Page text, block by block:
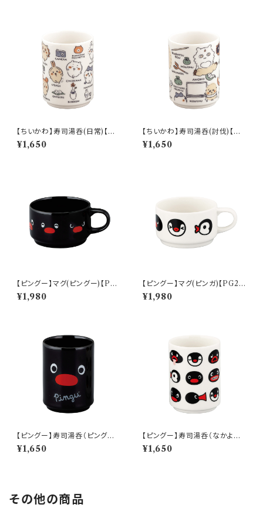
【ちいかわ】寿司湯呑(日常)【CK
W50】CKW51-327
¥1,650
【ちいかわ】寿司湯呑(討伐)【CK
W50】CKW52-327
¥1,650
【ピングー】マグ(ピングー)【PG2
0】PG21-11
¥1,980
【ピングー】マグ(ピンガ)【PG2
0】PG22-11
¥1,980
【ピングー】寿司湯呑（ピングー）
【PG20】PG21-327
¥1,650
【ピングー】寿司湯呑（なかよしフ
ェイス）【PG20】PG23-327
¥1,650
その他の商品